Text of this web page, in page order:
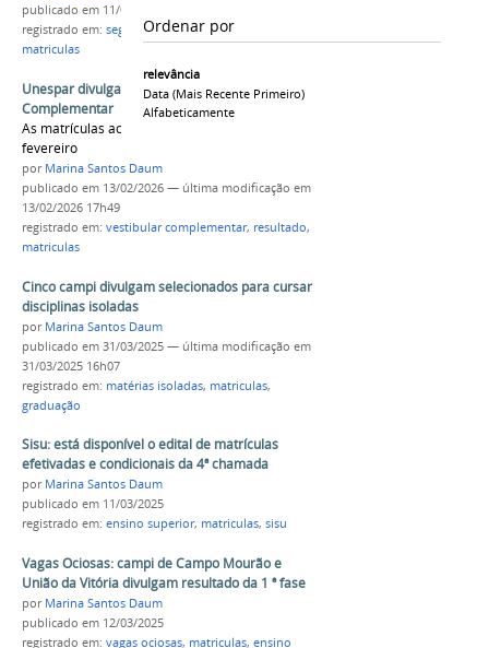
Ordenar por
relevância
Data (mais Recente Primeiro)
Alfabeticamente
publicado em 11/03/2026
registrado em: segunda chamada ,aprova paraná
matriculas
Unespar divulga resultado do Vestibular
Complementar
As matrículas acontecem nos dias 18 e 19 de
fevereiro
por Marina Santos Daum
publicado em 13/02/2026 — última modificação em
13/02/2026 17h49
registrado em: vestibular complementar, resultado,
matriculas
Cinco campi divulgam selecionados para cursar
disciplinas isoladas
por Marina Santos Daum
publicado em 31/03/2025 — última modificação em
31/03/2025 16h07
registrado em: matérias isoladas, matriculas,
graduação
Sisu: está disponível o edital de matrículas
efetivadas e condicionais da 4ª chamada
por Marina Santos Daum
publicado em 11/03/2025
registrado em: ensino superior, matriculas, sisu
Vagas Ociosas: campi de Campo Mourão e
União da Vitória divulgam resultado da 1 ª fase
por Marina Santos Daum
publicado em 12/03/2025
registrado em: vagas ociosas, matriculas, ensino